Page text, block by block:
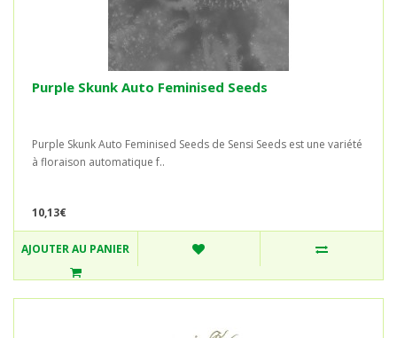
Purple Skunk Auto Feminised Seeds
Purple Skunk Auto Feminised Seeds de Sensi Seeds est une variété
à floraison automatique f..
10,13€
AJOUTER AU PANIER